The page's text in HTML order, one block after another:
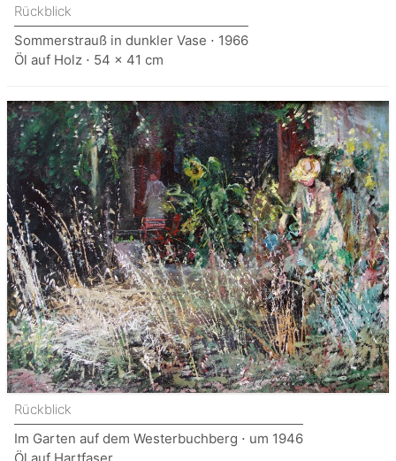
Rückblick
Sommerstrauß in dunkler Vase ⋅ 1966
Öl auf Holz ⋅ 54 x 41 cm
Rückblick
Im Garten auf dem Westerbuchberg ⋅ um 1946